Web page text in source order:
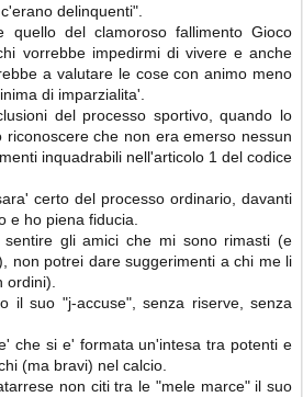
delinquenti".
quello del clamoroso fallimento Gioco
vorrebbe impedirmi di vivere e anche
a valutare le cose con animo meno
di imparzialita'.
del processo sportivo, quando lo
riconoscere che non era emerso nessun
inquadrabili nell'articolo 1 del codice
certo del processo ordinario, davanti
e ho piena fiducia.
gli amici che mi sono rimasti (e
non potrei dare suggerimenti a chi me li
il suo "j-accuse", senza riserve, senza
che si e' formata un'intesa tra potenti e
(ma bravi) nel calcio.
non citi tra le "mele marce" il suo